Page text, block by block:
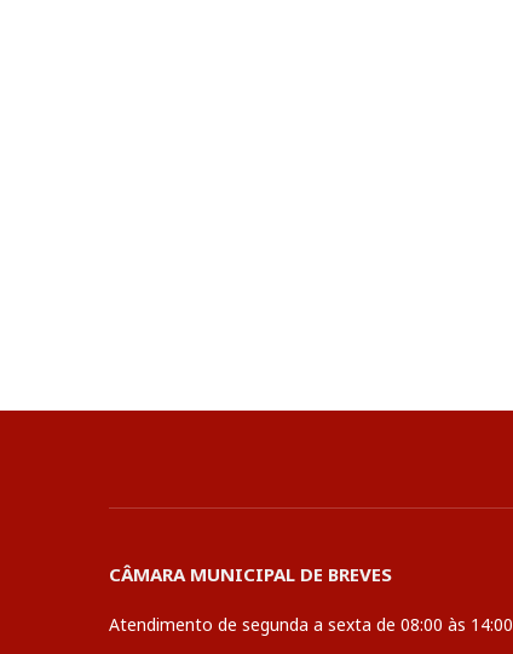
CÂMARA MUNICIPAL DE BREVES
Atendimento de segunda a sexta de 08:00 às 14:00